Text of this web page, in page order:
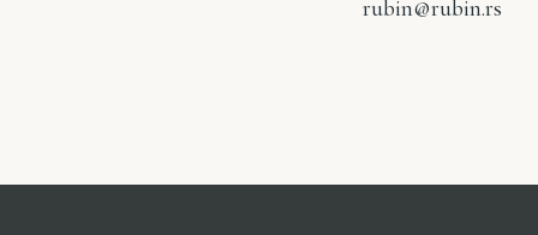
rubin@rubin.rs